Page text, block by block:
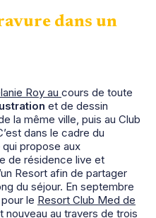
dans un
Roy au cours de toute
et de dessin
la même ville, puis au Club
dans le cadre du
propose aux
de résidence live et
Resort afin de partager
du séjour. En septembre
le Resort Club Med de
au travers de trois